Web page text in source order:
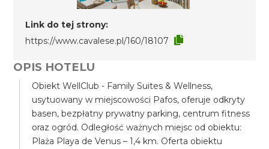
Link do tej strony:
https://www.cavalese.pl/160/18107
OPIS HOTELU
Obiekt WellClub - Family Suites & Wellness,
usytuowany w miejscowości Pafos, oferuje odkryty
basen, bezpłatny prywatny parking, centrum fitness
oraz ogród. Odległość ważnych miejsc od obiektu:
Plaża Playa de Venus – 1,4 km. Oferta obiektu